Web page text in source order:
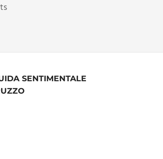
SENTIMENTALE